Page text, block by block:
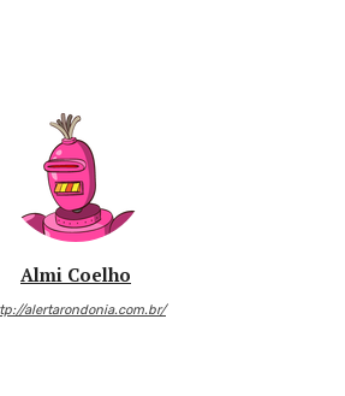
Almi Coelho
alertarondonia.com.br/